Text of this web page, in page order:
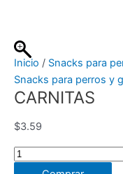
contenido
Inicio / Snacks para
Snacks para perros y
CARNITAS
$3.59
Carnitas
cantidad